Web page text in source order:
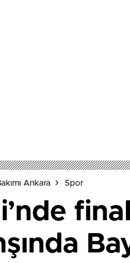
Ankara Spor